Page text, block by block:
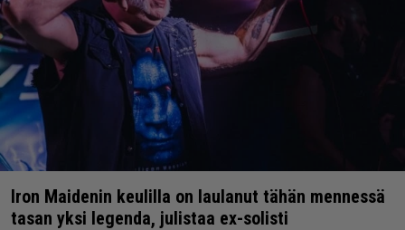
Iron Maidenin keulilla on laulanut tähän mennessä
tasan yksi legenda, julistaa ex-solisti